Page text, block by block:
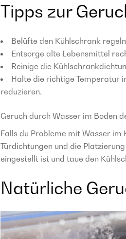
Tipps zur
Belüfte den Kühlschrank
Entsorge alte Lebensmittel
Reinige die
Halte die richtige Temperatur
reduzieren.
Geruch durch Wasser im Boden
Falls du Probleme mit Wasser
Türdichtungen und die
eingestellt ist und taue den
Natürliche